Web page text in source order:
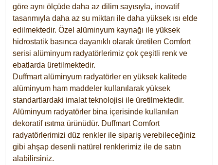
göre aynı ölçüde daha az dilim sayısıyla, inovatif
tasarımıyla daha az su miktarı ile daha yüksek ısı elde
edilmektedir. Özel alüminyum kaynağı ile yüksek
hidrostatik basınca dayanıklı olarak üretilen Comfort
serisi alüminyum radyatörlerimiz çok çeşitli renk ve
ebatlarda üretilmektedir.
Duffmart alüminyum radyatörler en yüksek kalitede
alüminyum ham maddeler kullanılarak yüksek
standartlardaki imalat teknolojisi ile üretilmektedir.
Alüminyum radyatörler bina içerisinde kullanılan
dekoratif ısıtma ürünüdür. Duffmart Comfort
radyatörlerimizi düz renkler ile sipariş verebileceğiniz
gibi ahşap desenli natürel renklerimiz ile de satın
alabilirsiniz.